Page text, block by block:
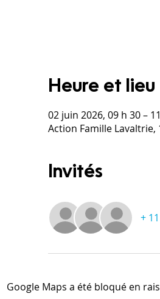
Heure et lieu
02 juin 2026, 09 h 30 –
Action Famille Lavaltrie,
Invités
+
Google Maps a été bloqué en